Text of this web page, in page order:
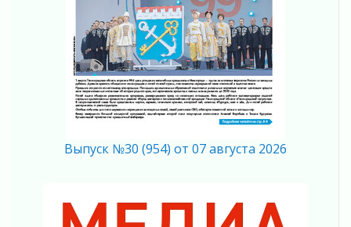
Ставка на дисциплину на перекрестках
04 августа 2026
В Ленобласти растет потребление
мобильного трафика
04 августа 2026
04 августа 2026
Память, сталь и музыка
04 августа 2026
Выпуск №30 (954) от 07 августа 2026